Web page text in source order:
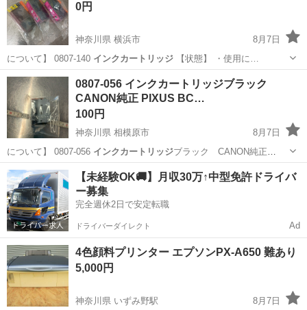
手自動車部品メーカーの新設工...
0円
神奈川県 横浜市
8月7日
について】 0807-140 インクカートリッジ 【状態】 ・使用に…
神奈川 横浜市 インクカートリッジ
0807-056 インクカートリッジブラック
CANON純正 PIXUS BC…
100円
神奈川県 相模原市
8月7日
について】 0807-056 インクカートリッジブラック CANON純正
PIX…
神奈川 相模原市 プリンター BCL
【未経験OK🚚】月収30万↑中型免許ドライバ
ー募集
完全週休2日で安定転職
ドライバーダイレクト Ad
4色顔料プリンター エプソンPX-A650 難あり
5,000円
神奈川県 いずみ野駅
8月7日